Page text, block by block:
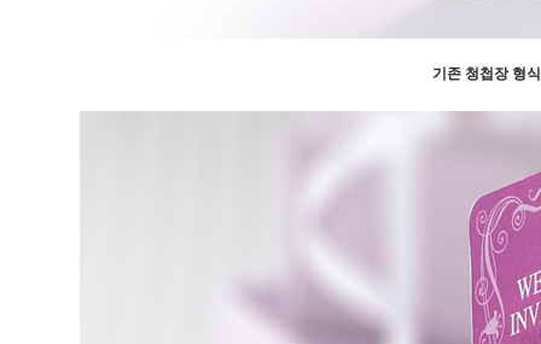
기존 청첩장 형